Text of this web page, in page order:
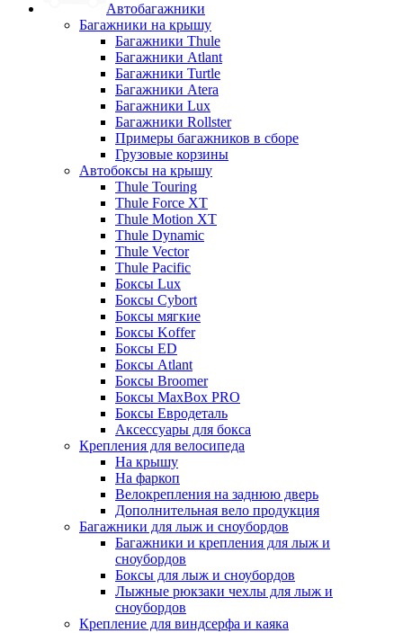
Автобагажники
Багажники на крышу
Багажники Thule
Багажники Atlant
Багажники Turtle
Багажники Atera
Багажники Lux
Багажники Rollster
Примеры багажников в сборе
Грузовые корзины
Автобоксы на крышу
Thule Touring
Thule Force XT
Thule Motion XT
Thule Dynamic
Thule Vector
Thule Pacific
Боксы Lux
Боксы Cybort
Боксы мягкие
Боксы Koffer
Боксы ED
Боксы Atlant
Боксы Broomer
Боксы MaxBox PRO
Боксы Евродеталь
Аксессуары для бокса
Крепления для велосипеда
На крышу
На фаркоп
Велокрепления на заднюю дверь
Дополнительная вело продукция
Багажники для лыж и сноубордов
Багажники и крепления для лыж и
сноубордов
Боксы для лыж и сноубордов
Лыжные рюкзаки чехлы для лыж и
сноубордов
Крепление для виндсерфа и каяка